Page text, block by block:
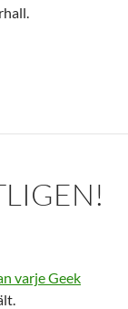
varje Geek